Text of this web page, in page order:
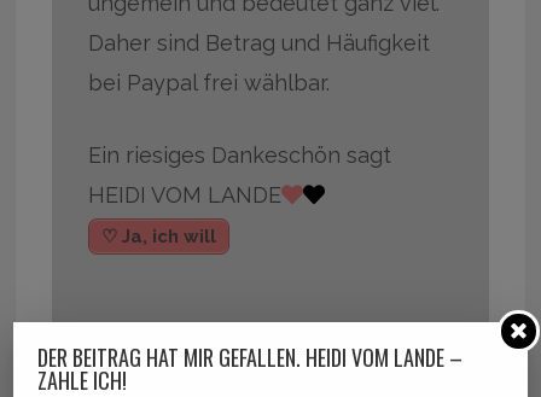
Daher sind Betrag und Häufigkeit
bei Paypal frei wählbar.
Ein riesiges Dankeschön sagt
HEIDI VOM LANDE
♡ Ja, ich will
DER BEITRAG HAT MIR GEFALLEN. HEIDI VOM LANDE –
ZAHLE ICH!